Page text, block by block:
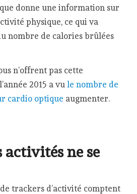
donne une information sur
physique, ce qui va
nombre de calories brûlées
n’offrent pas cette
2015 a vule nombre de
cardio optique augmenter.
activités ne se
trackers d’activité comptent